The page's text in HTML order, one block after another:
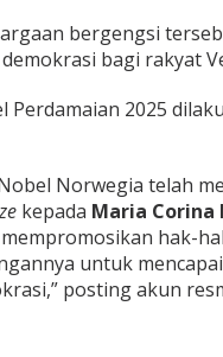
bergengsi
bagi rakyat
2025
Nobel Norwegia telah
kepada Maria Corina
hak-
untuk
posting akun